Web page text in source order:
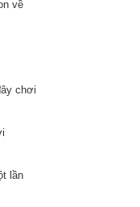
về
chơi
lần